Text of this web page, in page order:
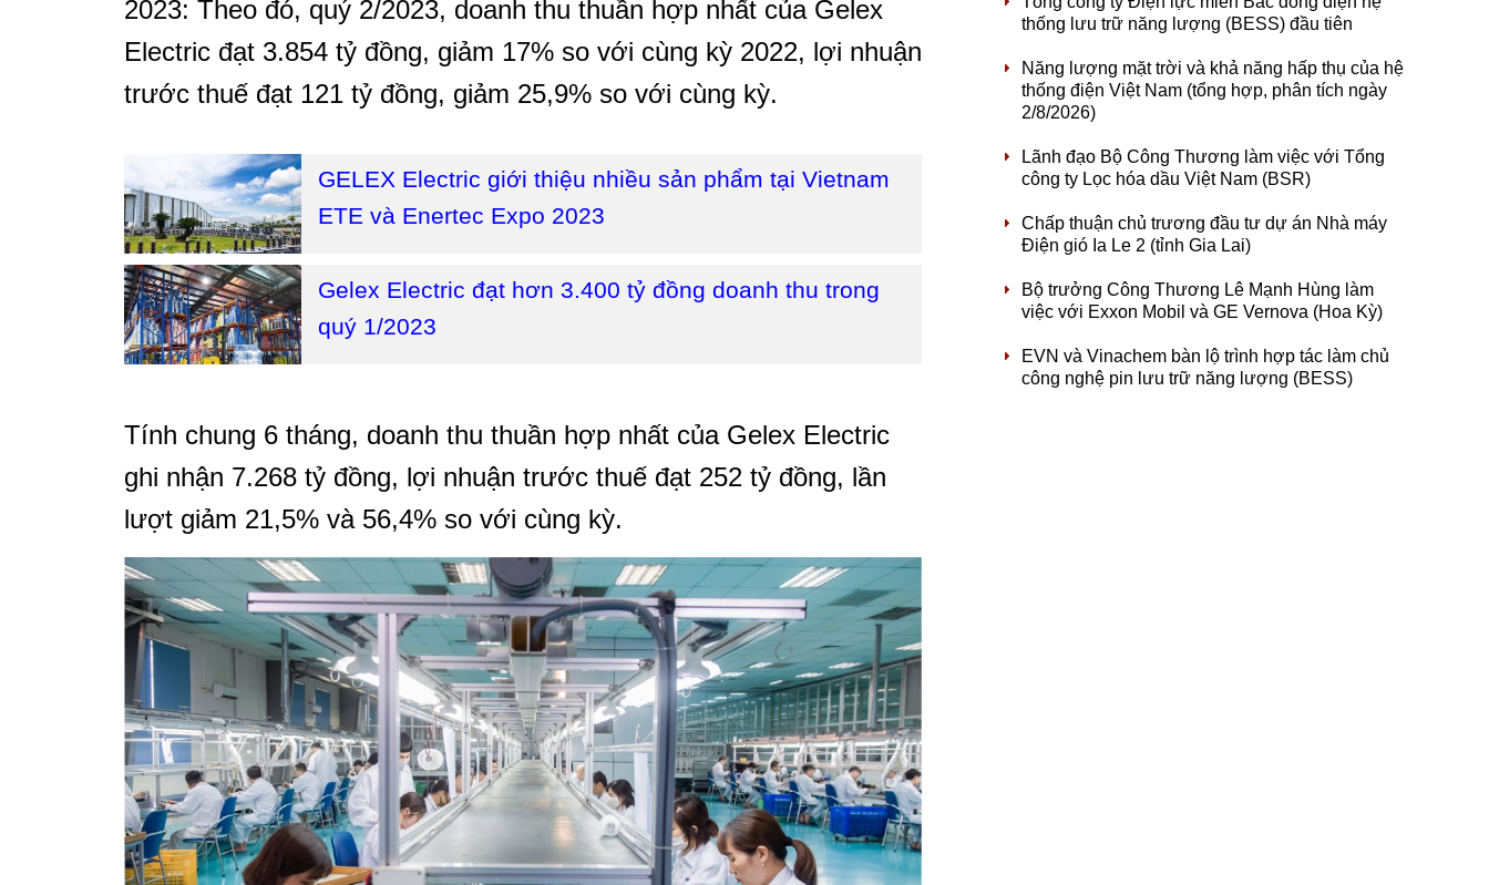
2023: Theo đó, quý 2/2023, doanh thu thuần hợp nhất của Gelex
Electric đạt 3.854 tỷ đồng, giảm 17% so với cùng kỳ 2022, lợi nhuận
trước thuế đạt 121 tỷ đồng, giảm 25,9% so với cùng kỳ.
GELEX Electric giới thiệu nhiều sản phẩm tại Vietnam
ETE và Enertec Expo 2023
Gelex Electric đạt hơn 3.400 tỷ đồng doanh thu trong
quý 1/2023
Tính chung 6 tháng, doanh thu thuần hợp nhất của Gelex Electric
ghi nhận 7.268 tỷ đồng, lợi nhuận trước thuế đạt 252 tỷ đồng, lần
lượt giảm 21,5% và 56,4% so với cùng kỳ.
thống lưu trữ năng lượng (BESS) đầu tiên
Năng lượng mặt trời và khả năng hấp thụ của hệ
thống điện Việt Nam (tổng hợp, phân tích ngày
2/8/2026)
Lãnh đạo Bộ Công Thương làm việc với Tổng
công ty Lọc hóa dầu Việt Nam (BSR)
Chấp thuận chủ trương đầu tư dự án Nhà máy
Điện gió Ia Le 2 (tỉnh Gia Lai)
Bộ trưởng Công Thương Lê Mạnh Hùng làm
việc với Exxon Mobil và GE Vernova (Hoa Kỳ)
EVN và Vinachem bàn lộ trình hợp tác làm chủ
công nghệ pin lưu trữ năng lượng (BESS)